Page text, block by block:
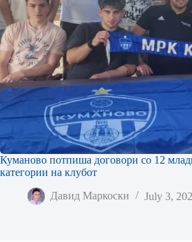
Куманово потпиша договори со 12
категории на клубот
Давид Маркоски July 3,